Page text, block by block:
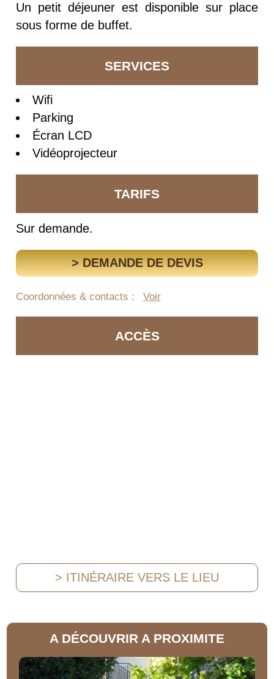
Un petit déjeuner est disponible sur place
sous forme de buffet.
SERVICES
Wifi
Parking
Écran LCD
Vidéoprojecteur
TARIFS
Sur demande.
> DEMANDE DE DEVIS
Coordonnées & contacts : Voir
ACCÈS
> ITINÉRAIRE VERS LE LIEU
A DÉCOUVRIR A PROXIMITE